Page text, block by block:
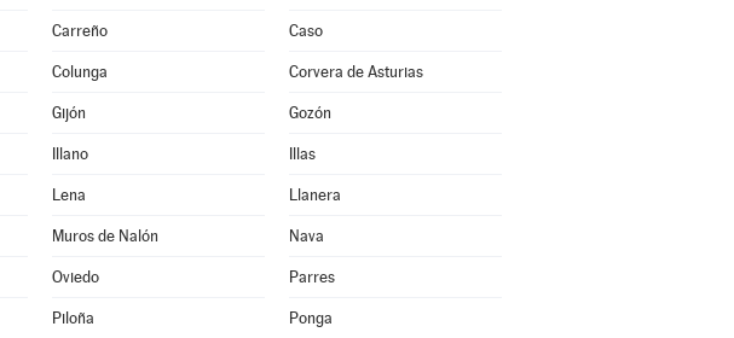
Carreño Caso
Colunga Corvera de Asturias
Gijón Gozón
Illano Illas
Lena Llanera
Muros de Nalón Nava
Oviedo Parres
Piloña Ponga